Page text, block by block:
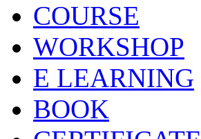
COURSE
WORKSHOP
E LEARNING
BOOK